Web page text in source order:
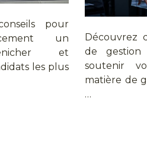
pour
un
et
les plus
Découvrez
de gestion
soutenir
matière de
…